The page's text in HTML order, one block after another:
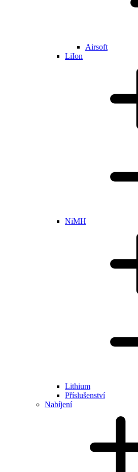
Airsoft
LiIon
NiMH
Lithium
Příslušenství
Nabíjení